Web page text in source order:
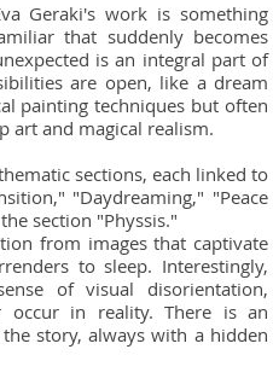
Geraki's work is something
that suddenly becomes
is an integral part of
are open, like a dream
painting techniques but often
art and magical realism.
sections, each linked to
"Daydreaming," "Peace
section "Physsis."
from images that captivate
to sleep. Interestingly,
of visual disorientation,
occur in reality. There is an
story, always with a hidden